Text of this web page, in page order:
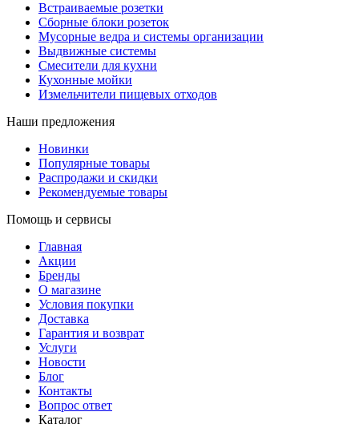
Встраиваемые розетки
Сборные блоки розеток
Мусорные ведра и системы организации
Выдвижные системы
Смесители для кухни
Кухонные мойки
Измельчители пищевых отходов
Наши предложения
Новинки
Популярные товары
Распродажи и скидки
Рекомендуемые товары
Помощь и сервисы
Главная
Акции
Бренды
О магазине
Условия покупки
Доставка
Гарантия и возврат
Услуги
Новости
Блог
Контакты
Вопрос ответ
Каталог